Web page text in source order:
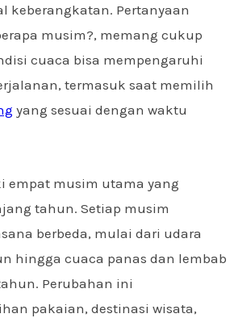
keberangkatan. Pertanyaan
musim?, memang cukup
cuaca bisa mempengaruhi
termasuk saat memilih
yang sesuai dengan waktu
empat musim utama yang
tahun. Setiap musim
berbeda, mulai dari udara
hingga cuaca panas dan lembab
Perubahan ini
pakaian, destinasi wisata,